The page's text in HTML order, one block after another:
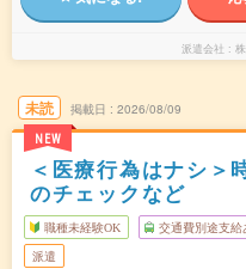
派遣会社
未読
NEW
掲載日 2026/08/09
＜医療行為はナシ＞
のチェックなど
職種未経験OK 交通費別途支給
派遣